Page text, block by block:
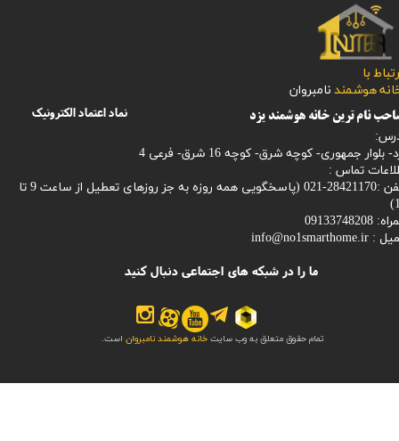
تمام حقوق متعلق به وب سایت خانه هوشمند نامبروان است.
با
هوشمند نامبروان
بلوار جمهوری- کوچه شرق- کوچه 16 شرق- فرعی 4
تماس :
021 (
پاسخگویی همه روزه به جز روزهای تعطیل از ساعت 9 تا
09133748208
:
info@no1smarthome.ir
ما را در شبکه های اجتماعی دنبال کنید
نماد اعتماد الکترونیک نام ترین خانه هوشمند یزد